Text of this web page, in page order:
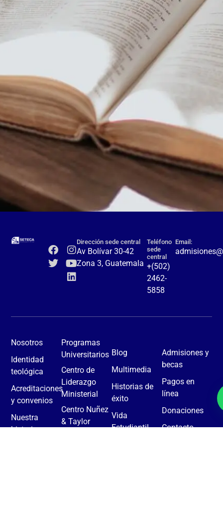
Dirección sede central
Av Bolívar 30-42
Zona 3, Guatemala
Teléfono
sede
central
+(502)
2462-
5858
Email:
Nosotros
Identidad
teológica
Acreditaciones
y convenios
Nuestra
historia
Programas
Universitarios
Centro de
Liderazgo
Ministerial
Centro Nuñez
& Taylor
Blog
Multimedia
Historias de
éxito
Vida
Estudiantil
Admisiones y
becas
Pagos en
línea
Donaciones
Contacto